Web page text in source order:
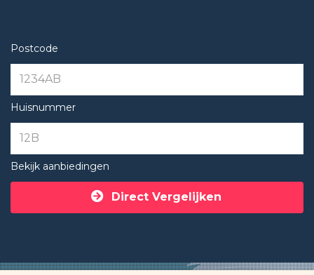
Postcode
Huisnummer
Bekijk aanbiedingen
Direct Vergelijken